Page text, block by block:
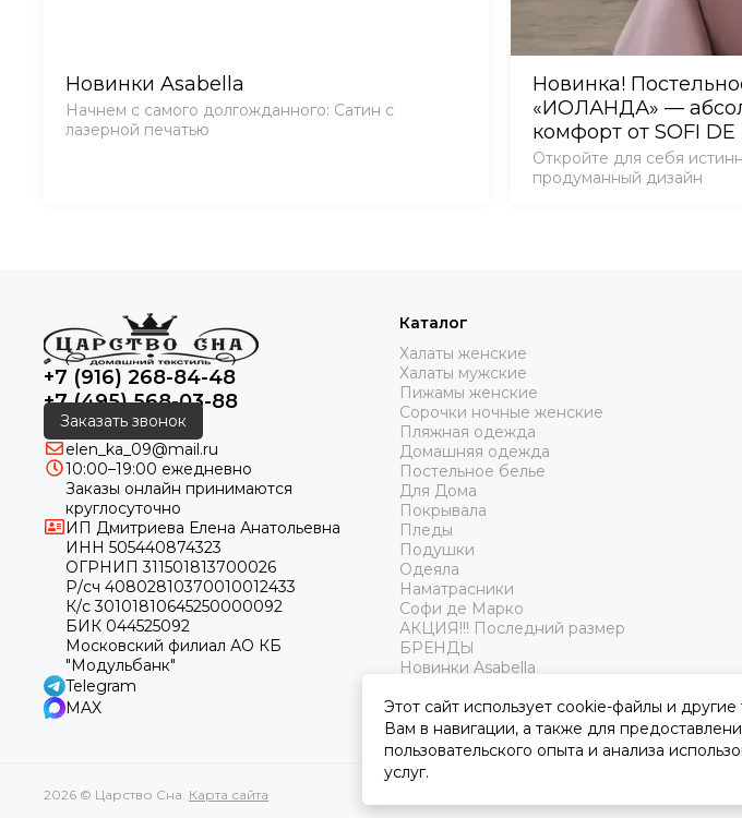
Новинки Asabella
Начнем с самого долгожданного: Сатин с
лазерной печатью
Новинка!
«ИОЛАНДА» —
комфорт от SOFI DE
Откройте для себя
продуманный дизайн
+7 (916) 268-84-48
+7 (495) 568-03-88
Заказать звонок
elen_ka_09@mail.ru
10:00–19:00 ежедневно
Заказы онлайн принимаются
круглосуточно
ИП Дмитриева Елена Анатольевна
ИНН 505440874323
ОГРНИП 311501813700026
Р/сч 40802810370010012433
К/с 30101810645250000092
БИК 044525092
Московский филиал АО КБ
"Модульбанк"
Telegram
MAX
Каталог
Халаты женские
Халаты мужские
Пижамы женские
Сорочки ночные женские
Пляжная одежда
Домашняя одежда
Постельное белье
Для Дома
Покрывала
Пледы
Подушки
Одеяла
Наматрасники
Софи де Марко
АКЦИЯ!!! Последний размер
БРЕНДЫ
Новинки Asabella
2026 © Царство Сна. Карта сайта
Этот сайт использует cookie-файлы и
Вам в навигации, а также для
пользовательского опыта и анализа
услуг.